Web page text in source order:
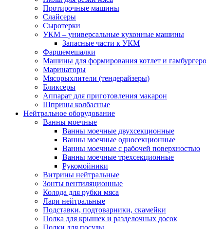
Протирочные машины
Слайсеры
Сыротерки
УКМ – универсальные кухонные машины
Запасные части к УКМ
Фаршемешалки
Машины для формирования котлет и
Маринаторы
Мясорыхлители (тендерайзеры)
Бликсеры
Аппарат для приготовления макарон
Шприцы колбасные
Нейтральное оборудование
Ванны моечные
Ванны моечные двухсекционные
Ванны моечные односекционные
Ванны моечные с рабочей поверхностью
Ванны моечные трехсекционные
Рукомойники
Витрины нейтральные
Зонты вентиляционные
Колода для рубки мяса
Лари нейтральные
Подставки, подтоварники, скамейки
Полка для крышек и разделочных досок
Полки для посуды